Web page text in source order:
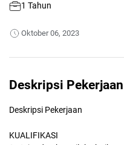
1 Tahun
Oktober 06, 2023
Deskripsi Pekerjaan
Deskripsi Pekerjaan
KUALIFIKASI